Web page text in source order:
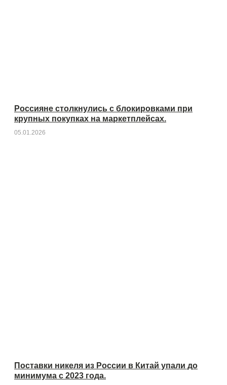
Россияне столкнулись с блокировками при
крупных покупках на маркетплейсах.
05.01.2026
Поставки никеля из России в Китай упали до
минимума с 2023 года.